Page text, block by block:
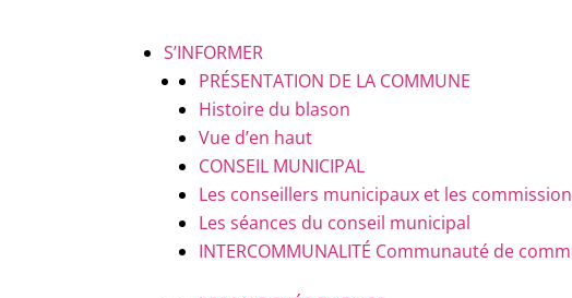
S’INFORMER
PRÉSENTATION DE LA COMMUNE
Histoire du blason
Vue d’en haut
CONSEIL MUNICIPAL
Les conseillers municipaux et les
Les séances du conseil municipal
INTERCOMMUNALITÉ Communauté de